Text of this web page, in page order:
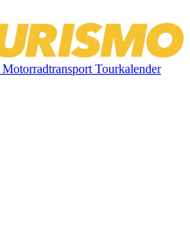
MotorradtransportTourkalender